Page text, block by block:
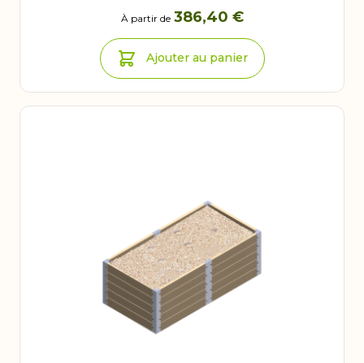
À partir de 386,40 €
Ajouter au panier